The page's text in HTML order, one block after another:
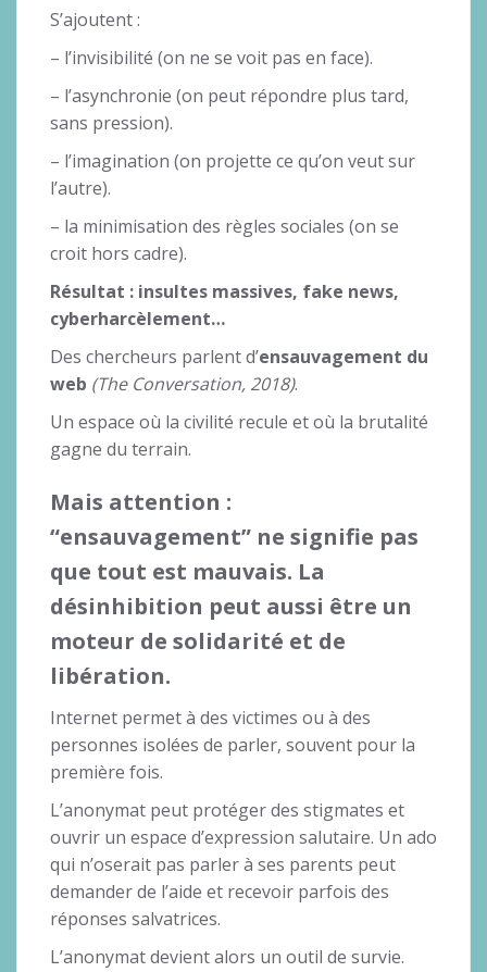
S’ajoutent :
– l’invisibilité (on ne se voit pas en face).
– l’asynchronie (on peut répondre plus tard,
sans pression).
– l’imagination (on projette ce qu’on veut sur
l’autre).
– la minimisation des règles sociales (on se
croit hors cadre).
Résultat : insultes massives, fake news,
cyberharcèlement…
Des chercheurs parlent d’ensauvagement du
web (The Conversation, 2018).
Un espace où la civilité recule et où la brutalité
gagne du terrain.
Mais attention :
“ensauvagement” ne signifie pas
que tout est mauvais. La
désinhibition peut aussi être un
moteur de solidarité et de
libération.
Internet permet à des victimes ou à des
personnes isolées de parler, souvent pour la
première fois.
L’anonymat peut protéger des stigmates et
ouvrir un espace d’expression salutaire. Un ado
qui n’oserait pas parler à ses parents peut
demander de l’aide et recevoir parfois des
réponses salvatrices.
L’anonymat devient alors un outil de survie.